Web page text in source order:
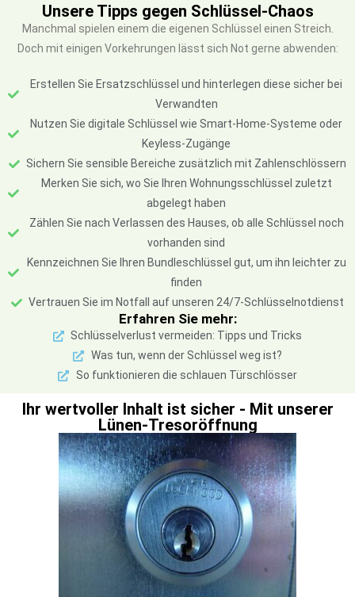
Unsere Tipps gegen Schlüssel-Chaos
Manchmal spielen einem die eigenen Schlüssel einen Streich.
Doch mit einigen Vorkehrungen lässt sich Not gerne abwenden:
Erstellen Sie Ersatzschlüssel und hinterlegen diese sicher bei
Verwandten
Nutzen Sie digitale Schlüssel wie Smart-Home-Systeme oder
Keyless-Zugänge
Sichern Sie sensible Bereiche zusätzlich mit Zahlenschlössern
Merken Sie sich, wo Sie Ihren Wohnungsschlüssel zuletzt
abgelegt haben
Zählen Sie nach Verlassen des Hauses, ob alle Schlüssel noch
vorhanden sind
Kennzeichnen Sie Ihren Bundleschlüssel gut, um ihn leichter zu
finden
Vertrauen Sie im Notfall auf unseren 24/7-Schlüsselnotdienst
Erfahren Sie mehr:
Schlüsselverlust vermeiden: Tipps und Tricks
Was tun, wenn der Schlüssel weg ist?
So funktionieren die schlauen Türschlösser
Ihr wertvoller Inhalt ist sicher - Mit unserer
Lünen-Tresoröffnung